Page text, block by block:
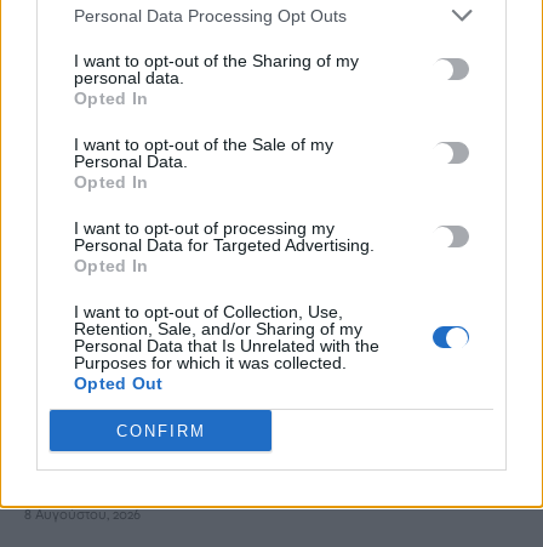
Personal Data Processing Opt Outs
I want to opt-out of the Sharing of my
personal data.
Opted In
I want to opt-out of the Sale of my
Personal Data.
Opted In
I want to opt-out of processing my
Personal Data for Targeted Advertising.
Opted In
I want to opt-out of Collection, Use,
Retention, Sale, and/or Sharing of my
Personal Data that Is Unrelated with the
Purposes for which it was collected.
Opted Out
CONFIRM
8 Αυγούστου, 2026
Λευτέρης Αυγενάκης: Η γυναικεία επιχειρηματικότητα είναι
μια δύναμη που αλλάζει τον τόπο από τα μέσα
8 Αυγούστου, 2026
εξασφάλισαν χρηματοδότηση για Σχέδιο Αστικής
Ανθεκτικότητας
Θρίλερ με σορό ατόμου που εντοπίστηκε σε σπηλιά στον
Λυκαβηττό
8 Αυγούστου, 2026